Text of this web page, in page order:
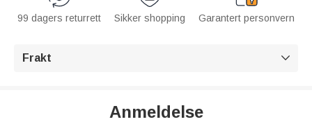
99 dagers returrett Sikker shopping Garantert personvern
Frakt 
Anmeldelse